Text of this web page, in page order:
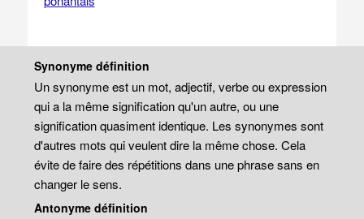
Synonyme définition
Un synonyme est un mot, adjectif, verbe ou expression
qui a la même signification qu'un autre, ou une
signification quasiment identique. Les synonymes sont
d'autres mots qui veulent dire la même chose. Cela
évite de faire des répétitions dans une phrase sans en
changer le sens.
Antonyme définition